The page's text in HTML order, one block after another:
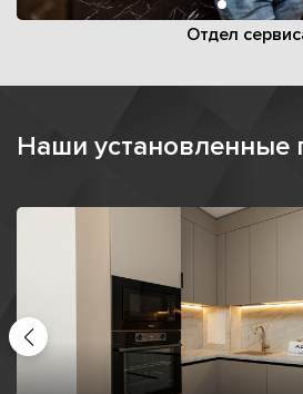
Отдел
Наши установленные